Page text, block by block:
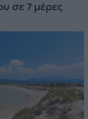
σε 7 μέρες